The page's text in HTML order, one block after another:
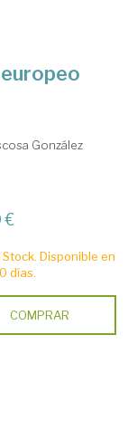
González
€
Stock. Disponible en
días.
COMPRAR